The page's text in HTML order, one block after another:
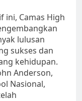
ini, Camas High
lulusan
sukses dan
kehidupan.
Anderson,
Nasional,